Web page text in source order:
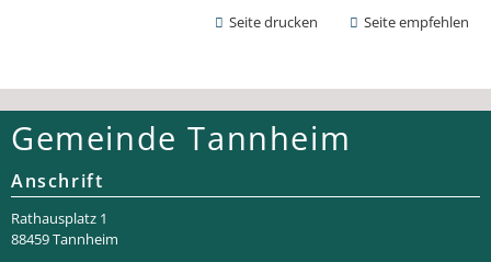
Seite drucken Seite empfehlen
Gemeinde Tannheim
Anschrift
Rathaus­platz 1
88459 Tannheim